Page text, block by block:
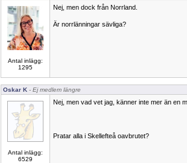
Antal inlägg:
1295
Nej, men dock från Norrland.
Är norrlänningar sävliga?
Oskar K - Ej medlem längre
Antal inlägg:
6529
Nej, men vad vet jag, känner inte mer än en
Pratar alla i Skellefteå oavbrutet?